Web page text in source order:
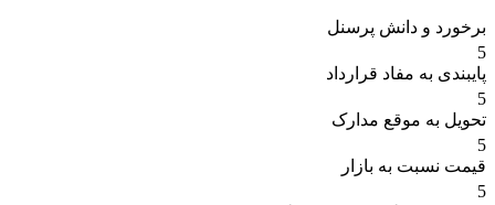
برخورد و دانش پرسنل
5
پایبندی به مفاد قرارداد
5
تحویل به موقع مدارک
5
قیمت نسبت به بازار
5